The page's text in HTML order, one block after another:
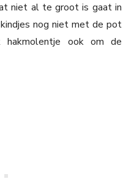
niet al te groot is gaat in
nog niet met de pot
ook om de